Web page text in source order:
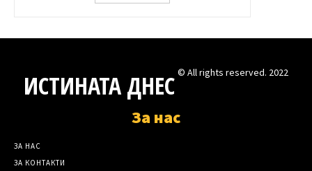
ИСТИНАТА ДНЕС © All rights reserved. 2022
За нас
ЗА НАС
ЗА КОНТАКТИ